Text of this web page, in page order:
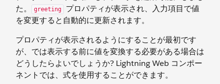
た。
greeting
プロパティが表示され、入力項目で値
を変更すると自動的に更新されます。
プロパティが表示されるようにすることが最初です
が、では表示する前に値を変換する必要がある場合は
どうしたらよいでしょうか? Lightning Web コンポー
ネントでは、式を使用することができます。